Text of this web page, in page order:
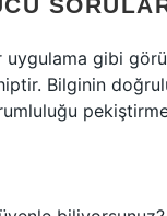
uygulama gibi
Bilginin